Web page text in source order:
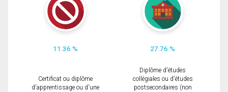
11.36 % 27.76 %
Certificat ou diplôme
d'apprentissage ou d'une
Diplôme d'études
collégiales ou d'études
postsecondaires (non